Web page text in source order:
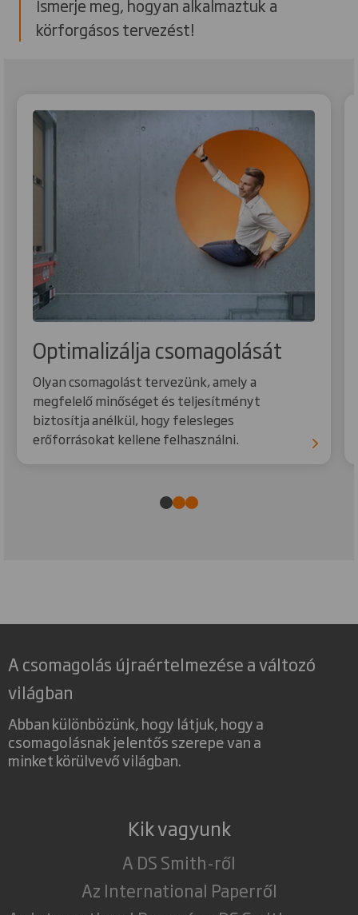
Ismerje meg, hogyan alkalmaztuk a
körforgásos tervezést!
Optimalizálja csomagolását
Olyan csomagolást tervezünk, amely a
megfelelő minőséget és teljesítményt
biztosítja anélkül, hogy felesleges
erőforrásokat kellene felhasználni.
A csomagolás újraértelmezése a változó
világban
Abban különbözünk, hogy látjuk, hogy a
csomagolásnak jelentős szerepe van a
minket körülvevő világban.
Kik vagyunk
A DS Smith-ről
Az International Paperről